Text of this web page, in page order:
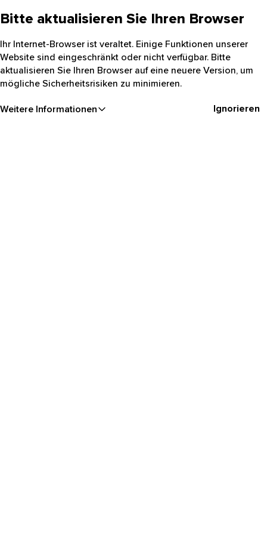
Bitte aktualisieren Sie Ihren Browser
Ihr Internet-Browser ist veraltet. Einige Funktionen unserer
Website sind eingeschränkt oder nicht verfügbar. Bitte
aktualisieren Sie Ihren Browser auf eine neuere Version, um
mögliche Sicherheitsrisiken zu minimieren.
Weitere Informationen Ignorieren